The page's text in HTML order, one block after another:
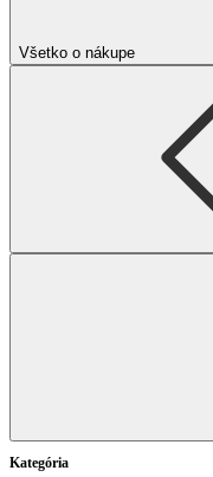
Všetko o nákupe
Kategória